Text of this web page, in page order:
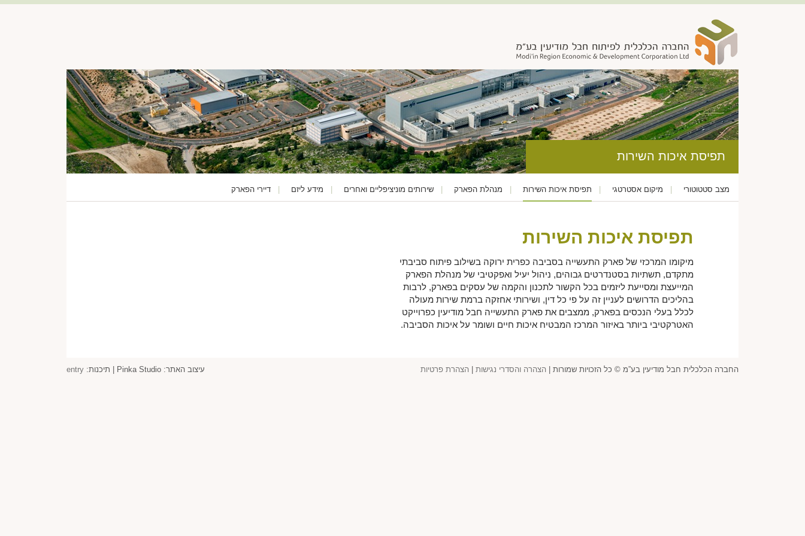
פרופיל חברה פארק התעשיה המועצה וישוביה פיתוח תשתיות תיירות הודעות ומכרזים צור קשר
תפיסת איכות השירות
מצב סטטוטורי מיקום אסטרטגי תפיסת איכות השירות מנהלת הפארק שירותים מוניציפליים ואחרים מידע ליזם דיירי הפארק
תפיסת איכות השירות
מיקומו המרכזי של פארק התעשייה בסביבה כפרית ירוקה בשילוב פיתוח סביבתי
מתקדם, תשתיות בסטנדרטים גבוהים, ניהול יעיל ואפקטיבי של מנהלת הפארק
המייעצת ומסייעת ליזמים בכל הקשור לתכנון והקמה של עסקים בפארק, לרבות
בהליכים הדרושים לעניין זה על פי כל דין, ושירותי אחזקה ברמת שירות מעולה
לכלל בעלי הנכסים בפארק, ממצבים את פארק התעשייה חבל מודיעין כפרוייקט
האטרקטיבי ביותר באיזור המרכז המבטיח איכות חיים ושומר על איכות הסביבה.
עיצוב האתר: Pinka Studio | תיכנות: entry החברה הכלכלית חבל מודיעין בע”מ © כל הזכויות שמורות | הצהרה והסדרי נגישות הצהרת פרטיות